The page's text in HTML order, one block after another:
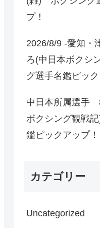
プ！
2026/8/9 -愛知・
ろ(中日本ボクシ
グ選手名鑑ピック
中日本所属選手
ボクシング観戦
鑑ピックアップ
カテゴリー
Uncategorized